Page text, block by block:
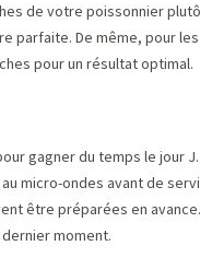
de votre poissonnier
parfaite. De même, pour les
pour un résultat optimal.
gagner du temps le jour
micro-ondes avant de
être préparées en
moment.